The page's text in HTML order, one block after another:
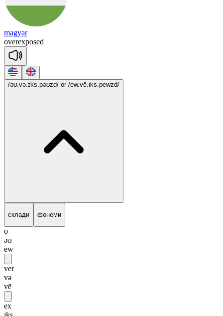
magyar
overexposed
/əʊ.və.ɪks.pəʊzd/ or /ew.vē.iks.pewzd/
склади фонеми
o
əʊ
ew
ver
və
vē
ex